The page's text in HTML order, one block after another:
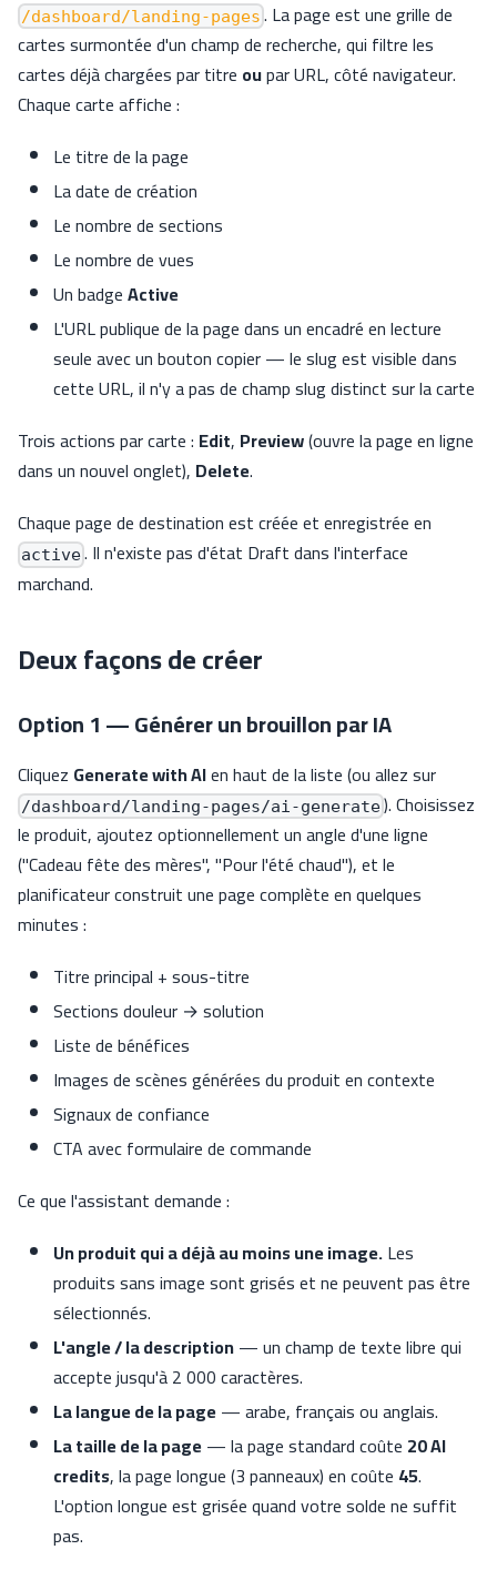
/dashboard/landing-pages . La page est une grille de
cartes surmontée d'un champ de recherche, qui filtre les
cartes déjà chargées par titre oupar URL, côté navigateur.
Chaque carte affiche :
Le titre de la page
La date de création
Le nombre de sections
Le nombre de vues
Un badgeActive
L'URL publique de la page dans un encadré en lecture
seule avec un bouton copier — le slug est visible dans
cette URL, il n'y a pas de champ slug distinct sur la carte
Trois actions par carte : Edit, Preview(ouvre la page en ligne
dans un nouvel onglet), Delete.
Chaque page de destination est créée et enregistrée en
active. Il n'existe pas d'état Draft dans l'interface
marchand.
Deux façons de créer
Option 1 — Générer un brouillon par IA
Cliquez Generate with AIen haut de la liste (ou allez sur
/dashboard/landing-pages/ai-generate). Choisissez
le produit, ajoutez optionnellement un angle d'une ligne
("Cadeau fête des mères", "Pour l'été chaud"), et le
planificateur construit une page complète en quelques
minutes :
Titre principal + sous-titre
Sections douleur → solution
Liste de bénéfices
Images de scènes générées du produit en contexte
Signaux de confiance
CTA avec formulaire de commande
Ce que l'assistant demande :
Un produit qui a déjà au moins une image.Les
produits sans image sont grisés et ne peuvent pas être
sélectionnés.
L'angle / la description— un champ de texte libre qui
accepte jusqu'à 2 000 caractères.
La langue de la page— arabe, français ou anglais.
La taille de la page— la page standard coûte 20 AI
credits, la page longue (3 panneaux) en coûte 45.
L'option longue est grisée quand votre solde ne suffit
pas.